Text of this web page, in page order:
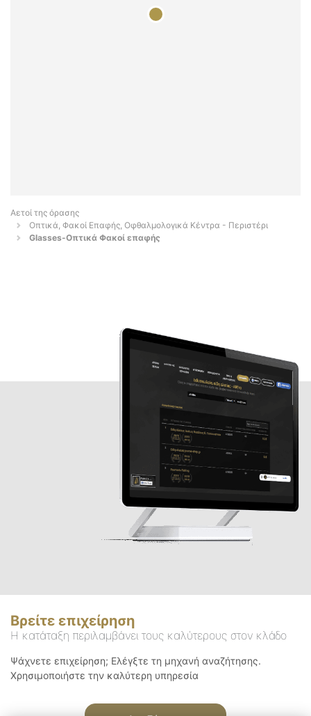
Αετοί της όρασης
Οπτικά, Φακοί Επαφής, Οφθαλμολογικά Κέντρα - Περιστέρι
Glasses-Οπτικά Φακοί επαφής
Βρείτε επιχείρηση
Η κατάταξη περιλαμβάνει τους καλύτερους στον κλάδο
Ψάχνετε επιχείρηση; Ελέγξτε τη μηχανή αναζήτησης.
Χρησιμοποιήστε την καλύτερη υπηρεσία